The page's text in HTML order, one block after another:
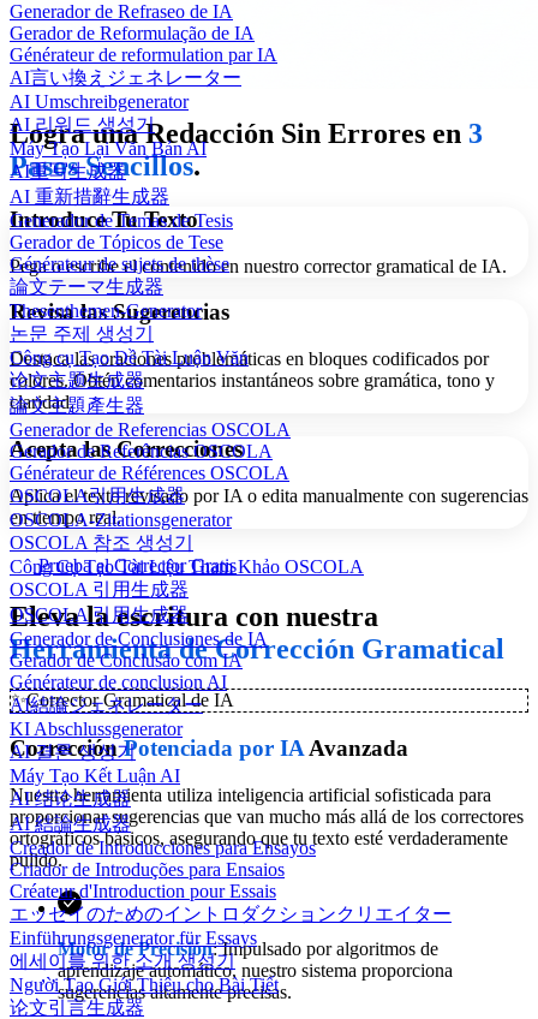
Generador de Refraseo de IA
Gerador de Reformulação de IA
Générateur de reformulation par IA
AI言い換えジェネレーター
AI Umschreibgenerator
AI 리워드 생성기
Máy Tạo Lại Văn Bản AI
AI重写生成器
AI 重新措辭生成器
Generador de Temas de Tesis
Gerador de Tópicos de Tese
Générateur de sujets de thèse
論文テーマ生成器
Thesenthemen-Generator
논문 주제 생성기
Công cụ Tạo Đề Tài Luận Văn
论文主题生成器
論文主題產生器
Generador de Referencias OSCOLA
Gerador de Referências OSCOLA
Générateur de Références OSCOLA
OSCOLA引用生成器
OSCOLA-Zitationsgenerator
OSCOLA 참조 생성기
Công Cụ Tạo Tài Liệu Tham Khảo OSCOLA
OSCOLA 引用生成器
OSCOLA 引用生成器
Generador de Conclusiones de IA
Gerador de Conclusão com IA
Générateur de conclusion AI
AI結論ジェネレーター
KI Abschlussgenerator
AI 결론 생성기
Máy Tạo Kết Luận AI
AI 结论生成器
AI 結論生成器
Creador de Introducciones para Ensayos
Criador de Introduções para Ensaios
Créateur d'Introduction pour Essais
エッセイのためのイントロダクションクリエイター
Einführungsgenerator für Essays
에세이를 위한 소개 생성기
Người Tạo Giới Thiệu cho Bài Tiết
论文引言生成器
Logra una Redacción Sin Errores en 3
Pasos Sencillos.
Introduce Tu Texto
Pega o escribe el contenido en nuestro corrector gramatical de IA.
Revisa las Sugerencias
Destaca las oraciones problemáticas en bloques codificados por
colores. Obtén comentarios instantáneos sobre gramática, tono y
claridad.
Acepta las Correcciones
Aplica el texto revisado por IA o edita manualmente con sugerencias
en tiempo real.
Prueba el Corrector Gratis
Eleva la escritura con nuestra
Herramienta de Corrección Gramatical
✨Corrector Gramatical de IA
CorrecciónPotenciada por IA Avanzada
Nuestra herramienta utiliza inteligencia artificial sofisticada para
proporcionar sugerencias que van mucho más allá de los correctores
ortográficos básicos, asegurando que tu texto esté verdaderamente
pulido.
Motor de Precisión: Impulsado por algoritmos de
aprendizaje automático, nuestro sistema proporciona
sugerencias altamente precisas.